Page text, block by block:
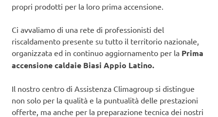
propri prodotti per la loro prima accensione.
Ci avvaliamo di una rete di professionisti del
riscaldamento presente su tutto il territorio nazionale,
organizzata ed in continuo aggiornamento per la Prima
accensione caldaie Biasi Appio Latino.
Il nostro centro di Assistenza Climagroup si distingue
non solo per la qualità e la puntualità delle prestazioni
offerte, ma anche per la preparazione tecnica dei nostri